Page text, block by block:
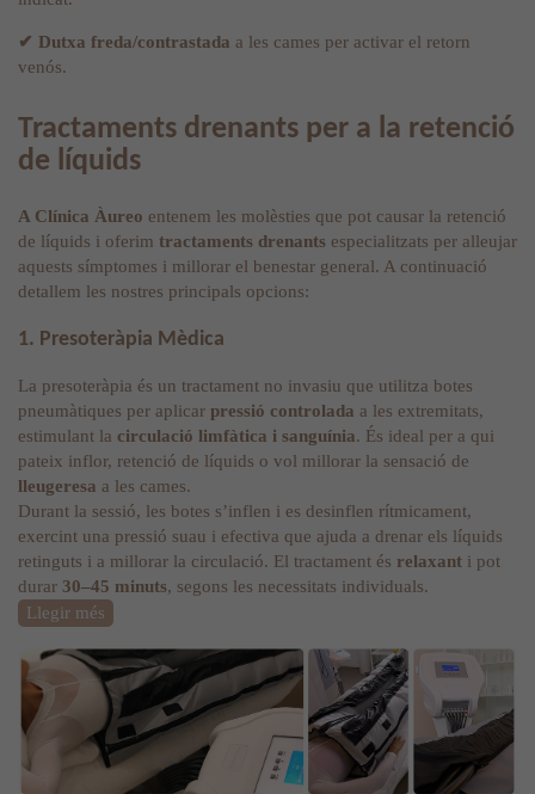
✔ Dutxa freda/contrastada a les cames per activar el retorn
venós.
Tractaments drenants per a la retenció
de líquids
A Clínica Àureo entenem les molèsties que pot causar la retenció
de líquids i oferim tractaments drenants especialitzats per alleujar
aquests símptomes i millorar el benestar general. A continuació
detallem les nostres principals opcions:
1. Presoteràpia Mèdica
La presoteràpia és un tractament no invasiu que utilitza botes
pneumàtiques per aplicar pressió controlada a les extremitats,
estimulant la circulació limfàtica i sanguínia. És ideal per a qui
pateix inflor, retenció de líquids o vol millorar la sensació de
lleugeresa a les cames.
Durant la sessió, les botes s’inflen i es desinflen rítmicament,
exercint una pressió suau i efectiva que ajuda a drenar els líquids
retinguts i a millorar la circulació. El tractament és relaxant i pot
durar 30–45 minuts, segons les necessitats individuals.
Llegir més